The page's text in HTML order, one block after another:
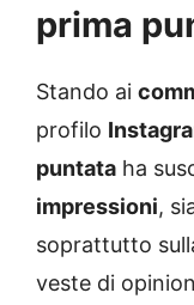
prima
Stando ai
profilo
puntata ha
impressioni,
soprattutto
veste di